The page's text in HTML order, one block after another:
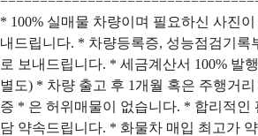
* 100% 실매물 차량이며 필요하신 사진
내드립니다. * 차량등록증, 성능점검기록
로 보내드립니다. * 세금계산서 100% 발
별도) * 차량 출고 후 1개월 혹은 주행거리
증 * 은 허위매물이 없습니다. * 합리적인
담 약속드립니다. * 화물차 매입 최고가